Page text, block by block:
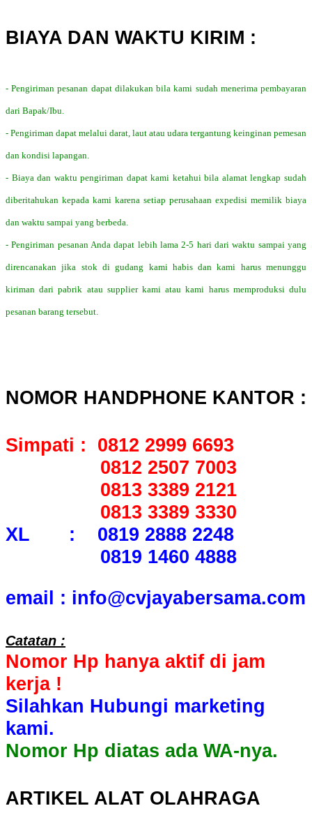
BIAYA DAN WAKTU KIRIM :
- Pengiriman pesanan dapat dilakukan bila kami sudah menerima pembayaran
dari Bapak/Ibu.
- Pengiriman dapat melalui darat, laut atau udara tergantung keinginan pemesan
dan kondisi lapangan.
- Biaya dan waktu pengiriman dapat kami ketahui bila alamat lengkap sudah
diberitahukan kepada kami karena setiap perusahaan expedisi memilik biaya
dan waktu sampai yang berbeda.
- Pengiriman pesanan Anda dapat lebih lama 2-5 hari dari waktu sampai yang
direncanakan jika stok di gudang kami habis dan kami harus menunggu
kiriman dari pabrik atau supplier kami atau kami harus memproduksi dulu
pesanan barang tersebut.
NOMOR HANDPHONE KANTOR :
Simpati : 0812 2999 6693
0812 2507 7003
0813 3389 2121
0813 3389 3330
XL : 0819 2888 2248
0819 1460 4888
email : info@cvjayabersama.com
Catatan :
Nomor Hp hanya aktif di jam
kerja !
Silahkan Hubungi marketing
kami.
Nomor Hp diatas ada WA-nya.
ARTIKEL ALAT OLAHRAGA